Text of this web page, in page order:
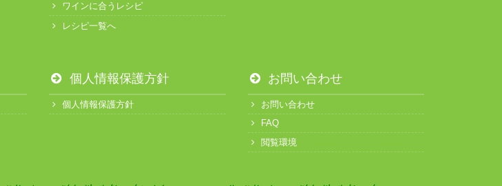
ワインに合うレシピ
レシピ一覧へ
個人情報保護方針
個人情報保護方針
お問い合わせ
お問い合わせ
FAQ
閲覧環境